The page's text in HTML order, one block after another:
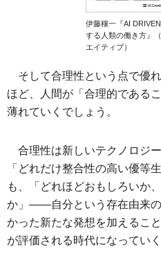
伊藤穰一『AI
する人類の働き方』
エイティブ）
そして合理性という点で優
ほど、人間が「合理的である
薄れていくでしょう。
合理性は新しいテクノロジ
「どれだけ整合性の高い優等
も、「どれほどおもしろいか
か」――自分という存在由来
かった新たな発想を加えるこ
が評価される時代になっていく